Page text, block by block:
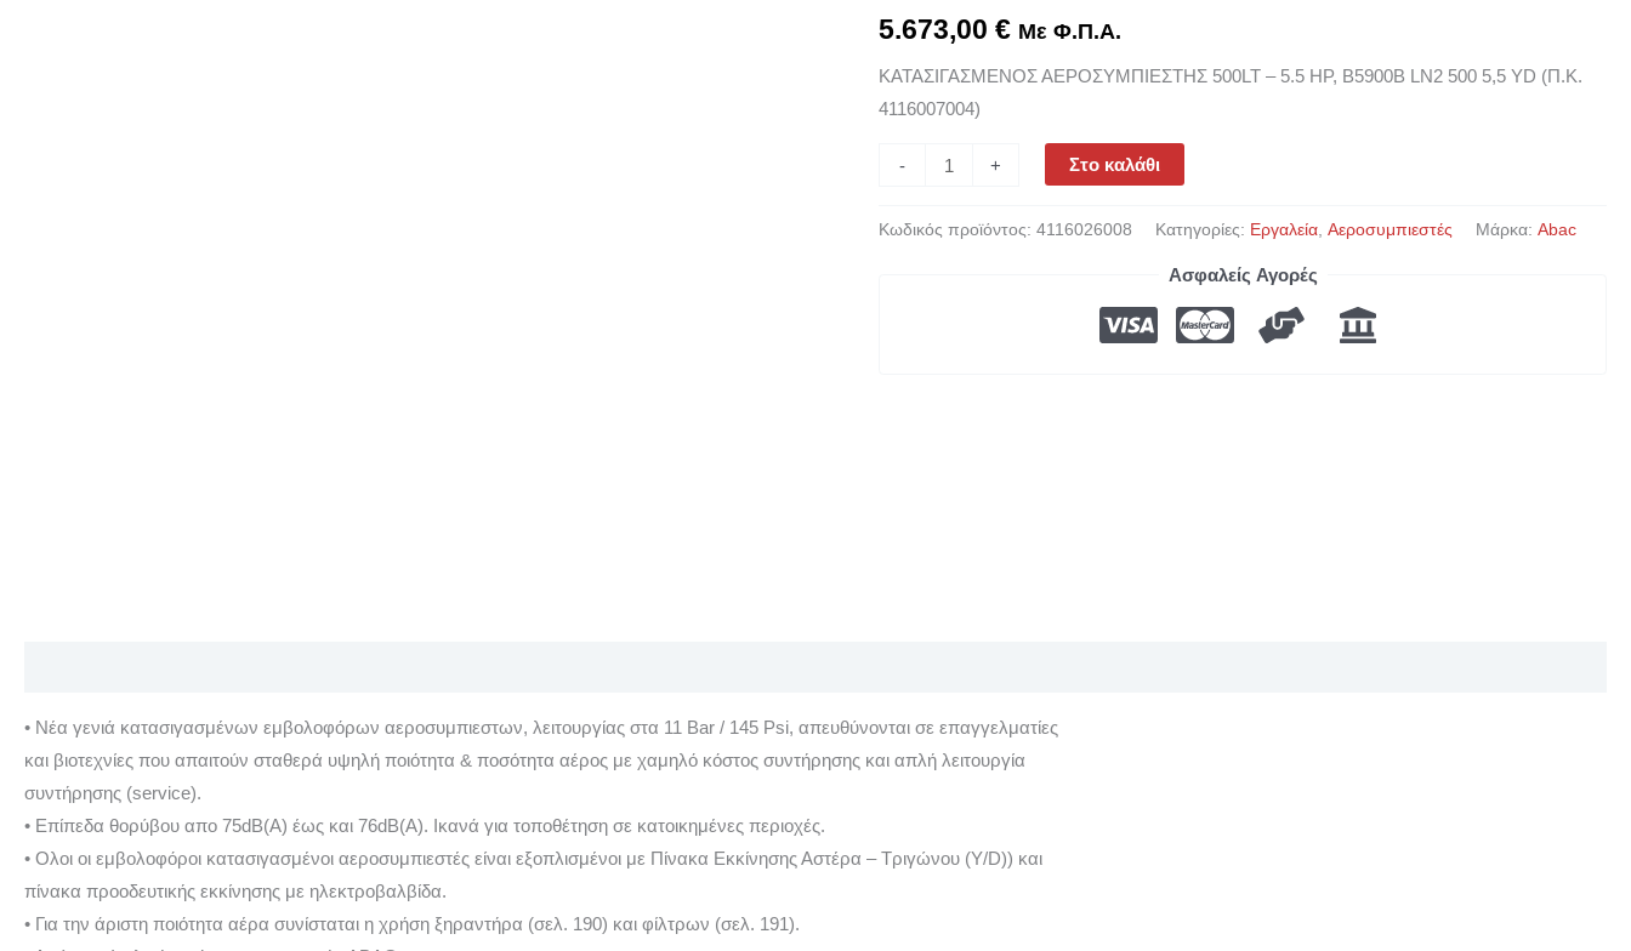
5.673,00€ Με Φ.Π.Α.
ΚΑΤΑΣΙΓΑΣΜΕΝΟΣ ΑΕΡΟΣΥΜΠΙΕΣΤΗΣ 500LT – 5.5 HP, B5900B LN2 500 5,5 YD (Π.Κ.
4116007004)
-
HP,
LN2
500
(Π.Κ.
+ Στο καλάθι
Κωδικός προϊόντος:4116026008 Κατηγορίες: Εργαλεία,Αεροσυμπιεστές Μάρκα:Abac
Ασφαλείς Αγορές
• Νέα γενιά κατασιγασμένων εμβολοφόρων αεροσυμπιεστων, λειτουργίας στα 11 Bar / 145 Psi, απευθύνονται σε επαγγελματίες
και βιοτεχνίες που απαιτούν σταθερά υψηλή ποιότητα & ποσότητα αέρος με χαμηλό κόστος συντήρησης και απλή λειτουργία
συντήρησης (service).
• Επίπεδα θορύβου απο 75dB(A) έως και 76dB(A). Ικανά για τοποθέτηση σε κατοικημένες περιοχές.
• Ολοι οι εμβολοφόροι κατασιγασμένοι αεροσυμπιεστές είναι εξοπλισμένοι με Πίνακα Εκκίνησης Αστέρα – Τριγώνου (Y/D)) και
πίνακα προοδευτικής εκκίνησης με ηλεκτροβαλβίδα.
• Για την άριστη ποιότητα αέρα συνίσταται η χρήση ξηραντήρα (σελ. 190) και φίλτρων (σελ. 191).